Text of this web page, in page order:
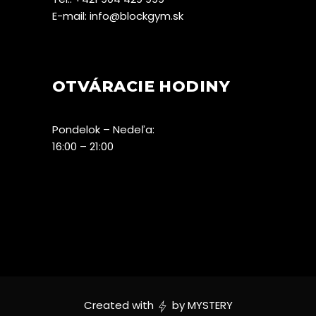
E-mail: info@blockgym.sk
OTVÁRACIE HODINY
Pondelok – Nedeľa:
16:00 – 21:00
Created with byMYSTERY